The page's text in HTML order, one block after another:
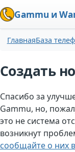
Gammu и
ГлавнаяБаза
Создать
Спасибо за
Gammu, но,
это не система
возникнут
сообщайте о них